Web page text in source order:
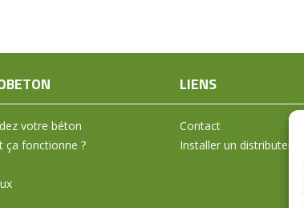
votre béton
ça fonctionne ?
LIENS
Contact
Installer un distributeur